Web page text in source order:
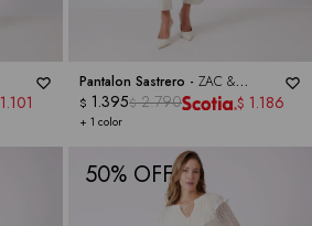
1.101
Pantalon Sastrero - ZAC &
RACHEL
+ 1 color
$ 1.395$ 2.790 $ 1.186
50